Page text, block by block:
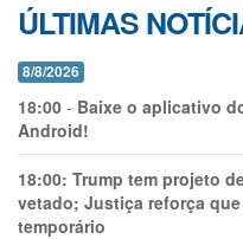
ÚLTIMAS
8/8/2026
18:00 - Baixe o aplicativo
Android!
18:00: Trump tem projeto
vetado; Justiça reforça
temporário